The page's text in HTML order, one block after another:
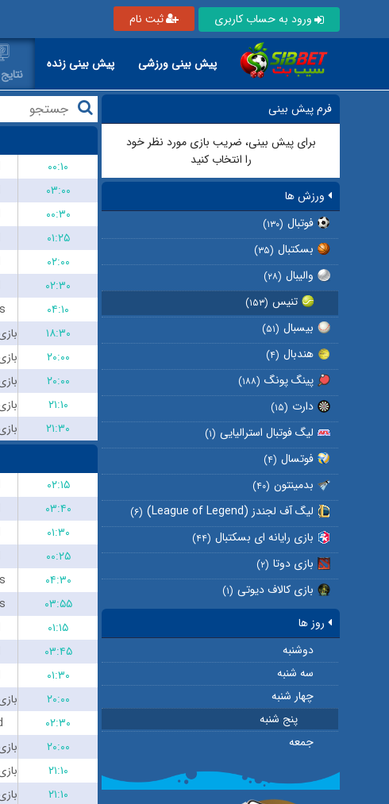
ورود به حساب کاربری ثبت نام
پیش بینی ورزشی پیش بینی زنده
فرم پیش بینی
برای پیش بینی، ضریب بازی مورد نظر خود
را انتخاب کنید
ورزش ها
فوتبال (۱۳۰)
بسکتبال (۳۵)
والیبال (۲۸)
تنیس (۱۵۳)
بیسبال (۵۱)
هندبال (۴)
پینگ پونگ (۱۸۸)
دارت (۱۵)
لیگ فوتبال استرالیایی (۱)
فوتسال (۴)
بدمینتون (۴۰)
لیگ آف لجندز (League of Legend) (۶)
بازی رایانه ای بسکتبال (۴۴)
بازی دوتا (۲)
بازی کالاف دیوتی (۱)
روز ها
دوشنبه
سه شنبه
چهار شنبه
پنج شنبه
جمعه
۰۰:۱۰
۰۳:۰۰
۰۰:۳۰
۰۱:۲۵
۰۲:۰۰
۰۲:۳۰
۰۴:۱۰
۱۸:۳۰
۲۰:۰۰
۲۰:۰۰
۲۱:۱۰
۲۱:۳۰
۰۲:۱۵
۰۳:۴۰
۰۱:۳۰
۰۰:۲۵
۰۴:۳۰
۰۳:۵۵
۰۱:۱۵
۰۳:۴۵
۰۱:۳۰
۲۰:۰۰
۰۲:۳۰
۲۰:۰۰
۲۱:۱۰
۲۱:۱۰